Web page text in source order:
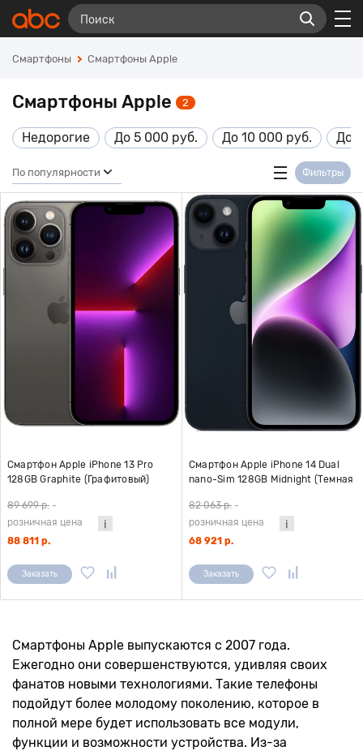
Смартфоны Смартфоны Apple
Смартфоны Apple 2
Недорогие До 5 000 руб. До 10 000 руб. До
По популярности Фильтры
Смартфон Apple iPhone 13 Pro
128GB Graphite (Графитовый)
89 699 р. -
розничная цена
88 811 р.
Заказать
Смартфон Apple iPhone 14 Dual
nano-Sim 128GB Midnight (Темная
82 063 р. -
розничная цена
68 921 р.
Заказать
Смартфоны Apple выпускаются с 2007 года.
Ежегодно они совершенствуются, удивляя своих
фанатов новыми технологиями. Такие телефоны
подойдут более молодому поколению, которое в
полной мере будет использовать все модули,
функции и возможности устройства. Из-за